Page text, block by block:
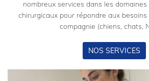
nombreux services dans les
chirurgicaux pour répondre aux
compagnie (chiens, chats,
NOS SERVICES